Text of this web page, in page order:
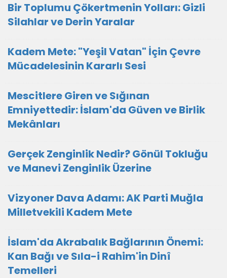
Bir Toplumu Çökertmenin Yolları: Gizli
Silahlar ve Derin Yaralar
Kadem Mete: "Yeşil Vatan" İçin Çevre
Mücadelesinin Kararlı Sesi
Mescitlere Giren ve Sığınan
Emniyettedir: İslam'da Güven ve Birlik
Mekânları
Gerçek Zenginlik Nedir? Gönül Tokluğu
ve Manevi Zenginlik Üzerine
Vizyoner Dava Adamı: AK Parti Muğla
Milletvekili Kadem Mete
İslam'da Akrabalık Bağlarının Önemi:
Kan Bağı ve Sıla-i Rahim'in Dinî
Temelleri